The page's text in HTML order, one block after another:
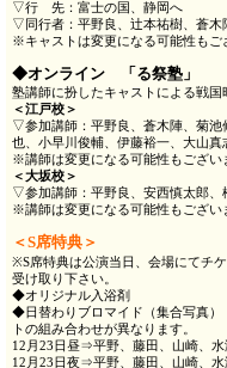
▽行 先：富士の国、静岡へ
▽同行者：平野良、辻本祐樹、蒼木
※キャストは変更になる可能性もご
◆オンライン 「る祭塾」
塾講師に扮したキャストによる戦国
＜江戸校＞
▽参加講師：平野良、蒼木陣、菊池
也、小早川俊輔、伊藤裕一、大山真
※講師は変更になる可能性もござい
＜大坂校＞
▽参加講師：平野良、安西慎太郎、
※講師は変更になる可能性もござい
＜S席特典＞
※S席特典は公演当日、会場にてチ
受け取り下さい。
◆オリジナル入浴剤
◆日替わりブロマイド（集合写真
トの組み合わせが異なります。
12月23日昼⇒平野、藤田、山崎、水
12月23日夜⇒平野、藤田、山崎、水